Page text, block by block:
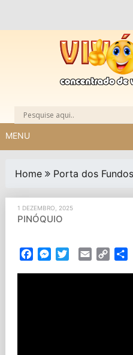
MENU
Home Porta dos Fundos
1 DEZEMBRO, 2025
PINÓQUIO
FacebookMessenger
TwitterEmail Copy